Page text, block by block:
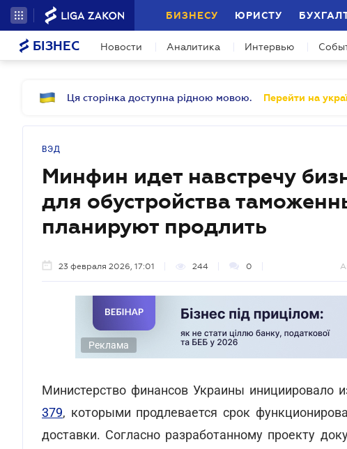
БИЗНЕСУ ЮРИСТУ
БІЗНЕС Новости Аналитика Интервью
Ця сторінка доступна рідною мовою. Перейти на
ВЭД
Минфин идет навстречу
для обустройства
планируют продлить
23 февраля 2026, 17:01 244 0
Реклама
Министерство финансов Украины инициировало
379, которыми продлевается срок
доставки. Согласно разработанному проекту